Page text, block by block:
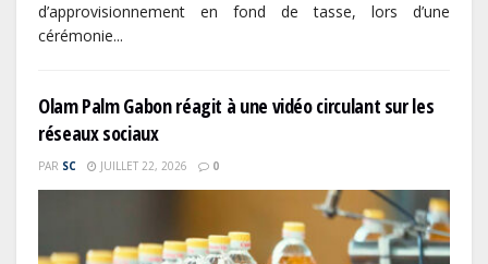
d’approvisionnement en fond de tasse, lors d’une
cérémonie...
Olam Palm Gabon réagit à une vidéo circulant sur les
réseaux sociaux
PAR SC JUILLET 22, 2026 0